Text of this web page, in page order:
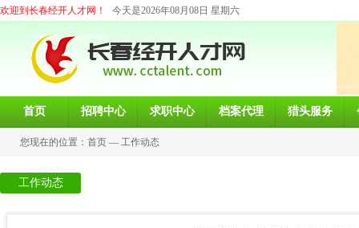
欢迎到长春经开人才网！ 今天是2026年08月08日 星期六
首页 招聘中心 求职中心 档案代理 猎头服务
您现在的位置： 首页 — 工作动态
工作动态